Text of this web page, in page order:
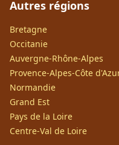
Autres régions
Bretagne
Occitanie
Auvergne-Rhône-Alpes
Provence-Alpes-Côte
Normandie
Grand Est
Pays de la Loire
Centre-Val de Loire